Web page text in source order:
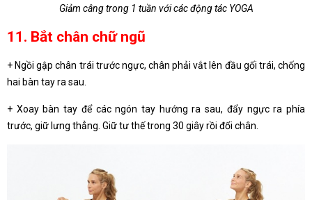
Giảm câng trong 1 tuần với các động tác YOGA
11. Bắt chân chữ ngũ
+ Ngồi gập chân trái trước ngực, chân phải vắt lên đầu gối trái, chống
hai bàn tay ra sau.
+ Xoay bàn tay để các ngón tay hướng ra sau, đẩy ngực ra phía
trước, giữ lưng thẳng. Giữ tư thế trong 30 giây rồi đổi chân.